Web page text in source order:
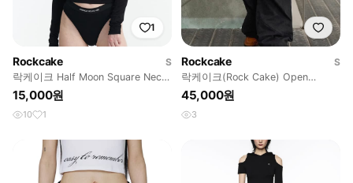
1
Rockcake
S
락케이크 Half Moon Square Neck
Long Sleeve
15,000원
10 1
Rockcake
S
락케이크(Rock Cake) Open
Pocket Cargo Pants
45,000원
3